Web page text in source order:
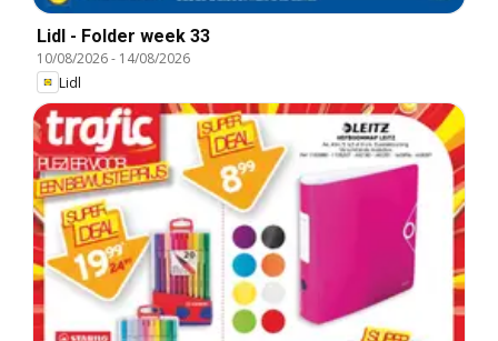
Lidl - Folder week 33
10/08/2026- 14/08/2026
Lidl